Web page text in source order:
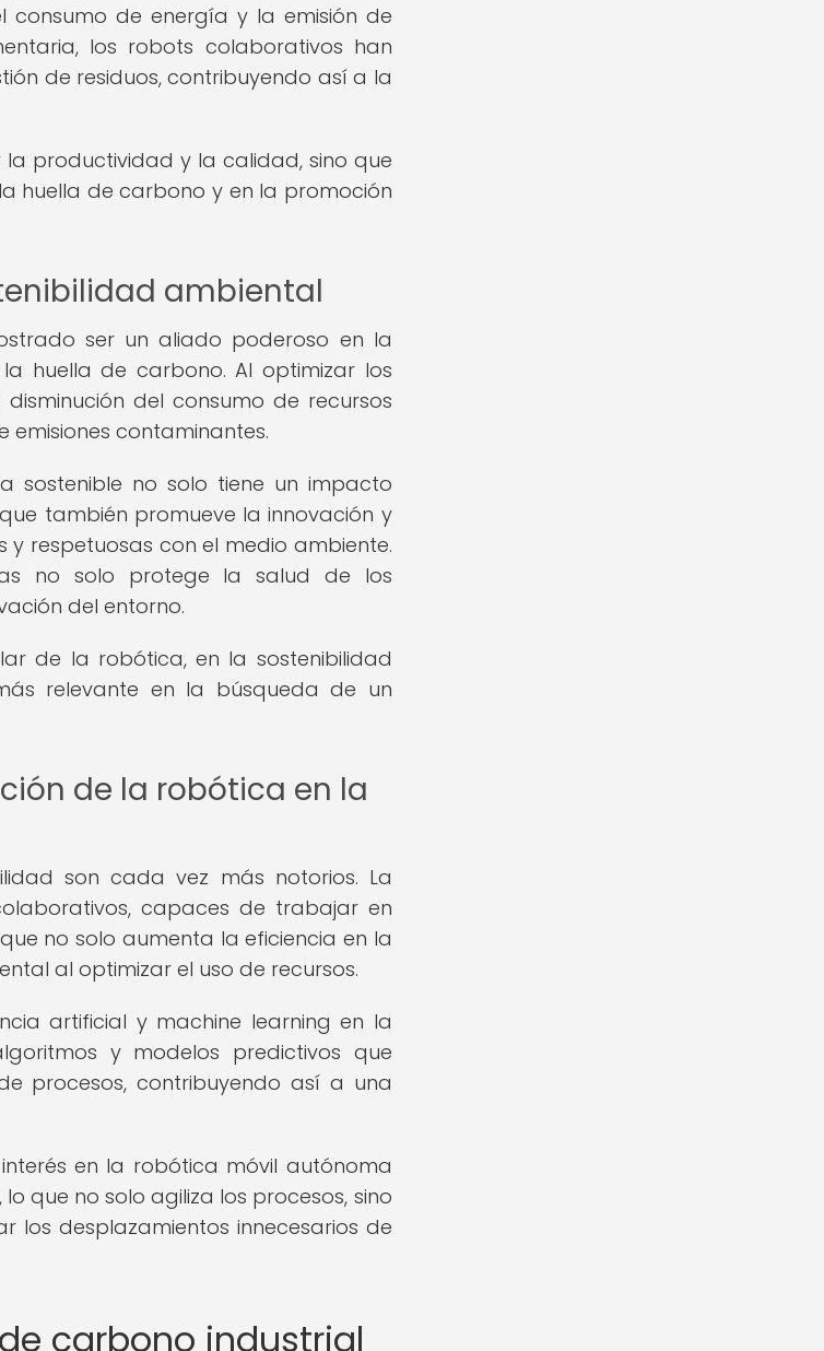
consumo de energía y la emisión de
los robots colaborativos han
de residuos, contribuyendo así a la
productividad y la calidad, sino que
huella de carbono y en la promoción
ambiental
ser un aliado poderoso en la
huella de carbono. Al optimizar los
del consumo de recursos
emisiones contaminantes.
sostenible no solo tiene un impacto
también promueve la innovación y
y respetuosas con el medio ambiente.
no solo protege la salud de los
del entorno.
de la robótica, en la sostenibilidad
relevante en la búsqueda de un
de la robótica en la
son cada vez más notorios. La
capaces de trabajar en
no solo aumenta la eficiencia en la
al optimizar el uso de recursos.
artificial y machine learning en la
y modelos predictivos que
procesos, contribuyendo así a una
en la robótica móvil autónoma
que no solo agiliza los procesos, sino
los desplazamientos innecesarios de
carbono industrial